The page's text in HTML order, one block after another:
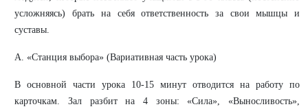
усложняясь) брать на себя ответственность за свои мышцы и
суставы.
А. «Станция выбора» (Вариативная часть урока)
В основной части урока 10-15 минут отводится на работу по
карточкам. Зал разбит на 4 зоны: «Сила», «Выносливость»,